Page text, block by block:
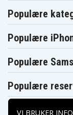
Populære
Populære
Populære
Populære
VI BRUKER